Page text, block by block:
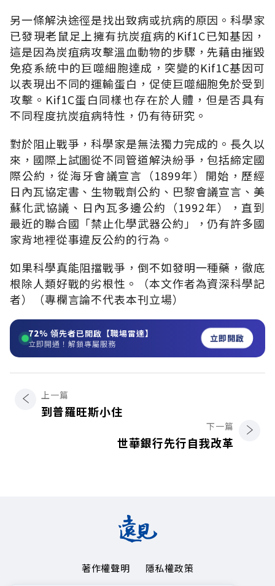
另一條解決途徑是找出致病或抗病的原因。科學家
已發現老鼠足上擁有抗炭疽病的Kif1C已知基因，
這是因為炭疽病攻擊溫血動物的步驟，先藉由摧毀
免疫系統中的巨噬細胞達成，突變的Kif1C基因可
以表現出不同的運輸蛋白，促使巨噬細胞免於受到
攻擊。Kif1C蛋白同樣也存在於人體，但是否具有
不同程度抗炭疽病特性，仍有待研究。
對於阻止戰爭，科學家是無法獨力完成的。長久以
來，國際上試圖從不同管道解決紛爭，包括締定國
際公約，從海牙會議宣言（1899年）開始，歷經
日內瓦協定書、生物戰劑公約、巴黎會議宣言、美
蘇化武協議、日內瓦多邊公約（1992年），直到
最近的聯合國「禁止化學武器公約」，仍有許多國
家背地裡從事違反公約的行為。
如果科學真能阻擋戰爭，倒不如發明一種藥，徹底
根除人類好戰的劣根性。（本文作者為資深科學記
者）（專欄言論不代表本刊立場）
72% 領先者已開啟【職場雷達】
立即開通！解鎖專屬服務 立即開啟
上一篇
到普羅旺斯小住
下一篇
世華銀行先行自我改革
著作權聲明
隱私權政策